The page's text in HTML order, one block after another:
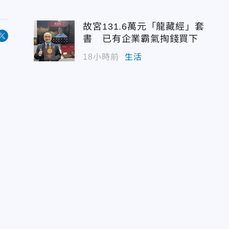
故宮131.6萬元「龍藏經」套
書 已有企業霸氣掏錢買下
18小時前 生活